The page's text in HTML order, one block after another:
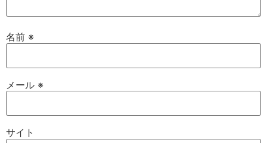
名前 ※
メール ※
サイト